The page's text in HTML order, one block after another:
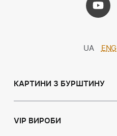
UA ENG
КАРТИНИ З БУРШТИНУ
Іменні ікони
VIP ВИРОБИ